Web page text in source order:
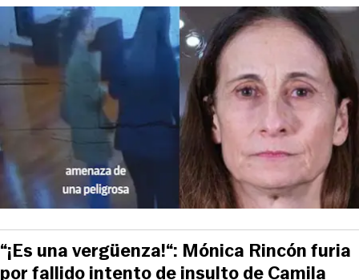
“¡Es una vergüenza!“: Mónica Rincón furia
por fallido intento de insulto de Camila